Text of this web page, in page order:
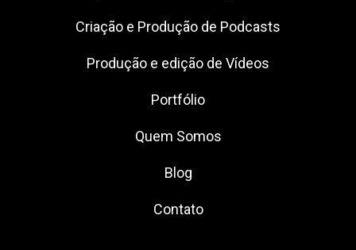
Criação e Produção de Podcasts
Produção e edição de Vídeos
Portfólio
Quem Somos
Blog
Contato